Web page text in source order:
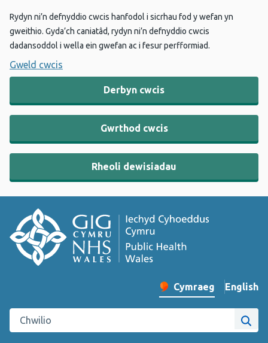
Rydyn ni’n defnyddio cwcis hanfodol i sicrhau fod y wefan yn
gweithio. Gyda’ch caniatâd, rydyn ni’n defnyddio cwcis
dadansoddol i wella ein gwefan ac i fesur perfformiad.
Gweld cwcis
Derbyn cwcis
Gwrthod cwcis
Rheoli dewisiadau
Newid iaith y wefan
Cymraeg English
–
Chwilio gwefan Iechyd Cyhoeddus Cymru